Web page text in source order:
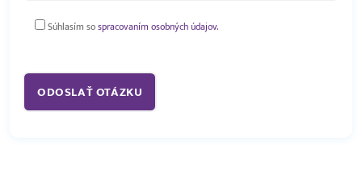
Súhlasím sospracovaním osobných údajov.